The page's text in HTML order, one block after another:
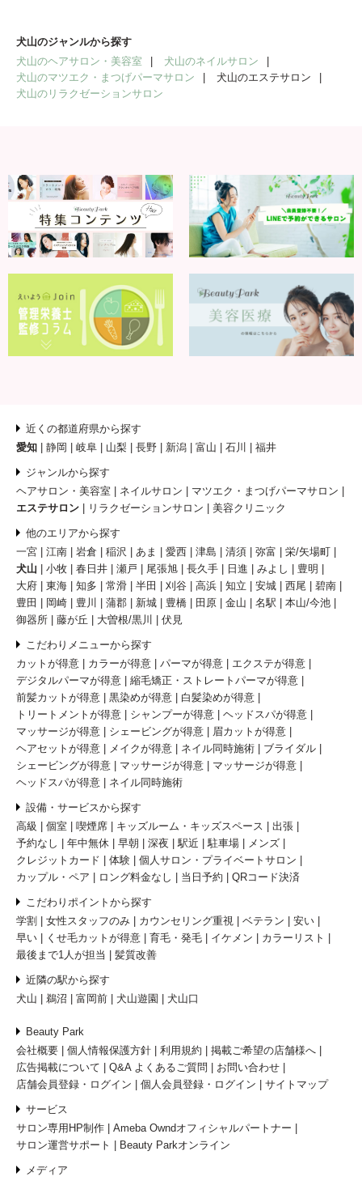
犬山のジャンルから探す
犬山のヘアサロン・美容室
犬山のネイルサロン
犬山のマツエク・まつげパーマサロン
犬山のエステサロン
犬山のリラクゼーションサロン
近くの都道府県から探す
愛知
静岡 岐阜 山梨 長野 新潟 富山 石川 福井
ジャンルから探す
ヘアサロン・美容室
ネイルサロン
マツエク・まつげパーマサロン
エステサロン
リラクゼーションサロン 美容クリニック
他のエリアから探す
一宮
江南 岩倉 稲沢 あま 愛西 津島 清須 弥富
栄/矢場町
犬山
小牧 春日井 瀬戸 尾張旭 長久手 日進 みよし
豊明
大府
東海 知多 常滑 半田 刈谷 高浜 知立 安城 西尾
碧南
豊田
岡崎 豊川 蒲郡 新城 豊橋 田原 金山 名駅
本山/今池
御器所
藤が丘 大曽根/黒川 伏見
こだわりメニューから探す
カットが得意
カラーが得意 パーマが得意
エクステが得意
デジタルパーマが得意
縮毛矯正・ストレートパーマが得意
前髪カットが得意
黒染めが得意
白髪染めが得意
トリートメントが得意
シャンプーが得意
ヘッドスパが得意
マッサージが得意
シェービングが得意
眉カットが得意
ヘアセットが得意
メイクが得意 ネイル同時施術
ブライダル
シェービングが得意
マッサージが得意
マッサージが得意
ヘッドスパが得意
ネイル同時施術
設備・サービスから探す
高級
個室 喫煙席 キッズルーム・キッズスペース
出張
予約なし
年中無休 早朝 深夜 駅近 駐車場
メンズ
クレジットカード
体験
個人サロン・プライベートサロン
カップル・ペア
ロング料金なし 当日予約 QRコード決済
こだわりポイントから探す
学割
女性スタッフのみ カウンセリング重視 ベテラン
安い
早い
くせ毛カットが得意 育毛・発毛 イケメン
カラーリスト
最後まで1人が担当
髪質改善
近隣の駅から探す
犬山
鵜沼 富岡前 犬山遊園 犬山口
Beauty Park
会社概要
個人情報保護方針 利用規約
掲載ご希望の店舗様へ
広告掲載について
Q&A よくあるご質問
お問い合わせ
店舗会員登録・ログイン
個人会員登録・ログイン サイトマップ
サービス
サロン専用HP制作
Ameba Owndオフィシャルパートナー
サロン運営サポート
Beauty Parkオンライン
メディア